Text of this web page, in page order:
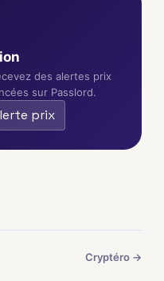
des alertes prix
sur Passlord.
prix
Cryptéro →